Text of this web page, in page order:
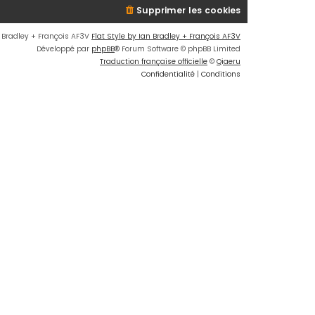
Supprimer les cookies
+ François AF3V Flat Style by Ian Bradley + François AF3V
Développé par phpBB® Forum Software © phpBB Limited
Traduction française officielle © Qiaeru
Confidentialité | Conditions